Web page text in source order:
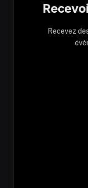
Recevez